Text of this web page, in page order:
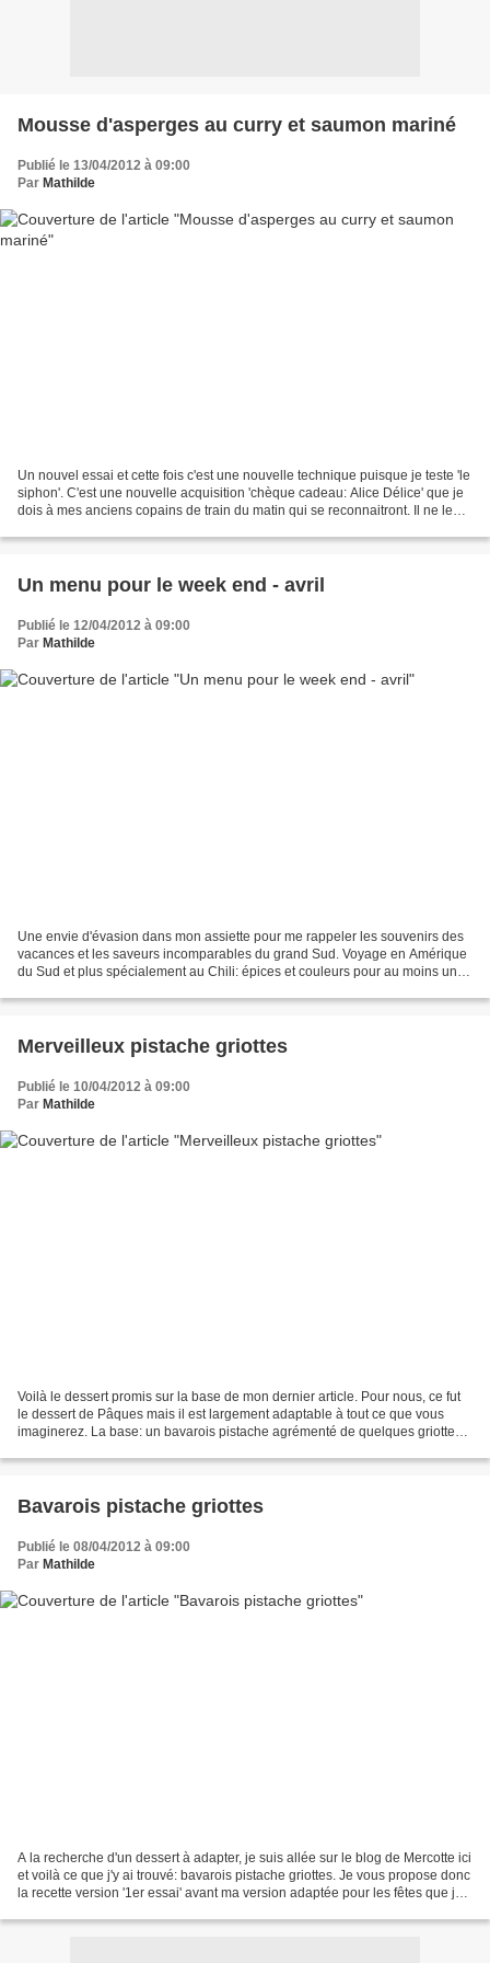
Mousse d'asperges au curry et saumon mariné
Publié le 13/04/2012 à 09:00
Par Mathilde
Un nouvel essai et cette fois c'est une nouvelle technique puisque je teste 'le
siphon'. C'est une nouvelle acquisition 'chèque cadeau: Alice Délice' que je
dois à mes anciens copains de train du matin qui se reconnaitront. Il ne leur
Un menu pour le week end - avril
Publié le 12/04/2012 à 09:00
Par Mathilde
Une envie d'évasion dans mon assiette pour me rappeler les souvenirs des
vacances et les saveurs incomparables du grand Sud. Voyage en Amérique
du Sud et plus spécialement au Chili: épices et couleurs pour au moins un
Merveilleux pistache griottes
Publié le 10/04/2012 à 09:00
Par Mathilde
Voilà le dessert promis sur la base de mon dernier article. Pour nous, ce fut
le dessert de Pâques mais il est largement adaptable à tout ce que vous
imaginerez. La base: un bavarois pistache agrémenté de quelques griottes
Bavarois pistache griottes
Publié le 08/04/2012 à 09:00
Par Mathilde
A la recherche d'un dessert à adapter, je suis allée sur le blog de Mercotte ici
et voilà ce que j'y ai trouvé: bavarois pistache griottes. Je vous propose donc
la recette version '1er essai' avant ma version adaptée pour les fêtes que je